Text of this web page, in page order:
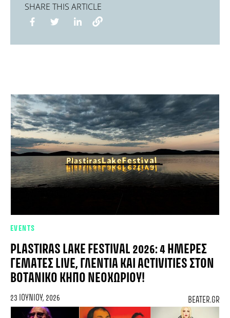
SHARE THIS ARTICLE
EVENTS
PLASTIRAS LAKE FESTIVAL 2026: 4 ΗΜΈΡΕΣ
ΓΕΜΆΤΕΣ LIVE, ΓΛΈΝΤΙΑ ΚΑΙ ACTIVITIES ΣΤΟΝ
ΒΟΤΑΝΙΚΌ ΚΉΠΟ ΝΕΟΧΩΡΊΟΥ!
23 ΙΟΥΝΊΟΥ, 2026 BEATER.GR